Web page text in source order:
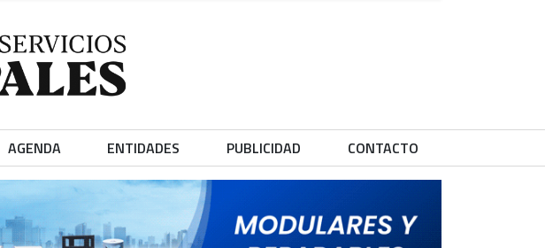
AGENDA ENTIDADES PUBLICIDAD CONTACTO